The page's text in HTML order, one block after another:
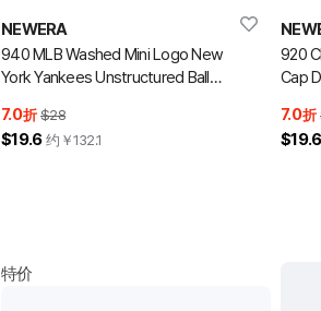
NEWERA
940 MLB Washed Mini Logo New
York Yankees Unstructured Ball
7.0折 $28
$19.6 约￥132.1
920
Cap
7.0折
$19.6
特价